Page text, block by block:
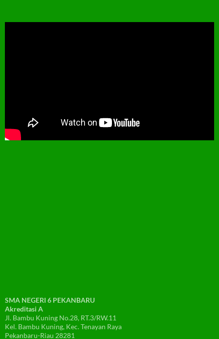
SMA NEGERI 6 PEKANBARU
Akreditasi A
Jl. Bambu Kuning No.28, RT.3/RW.11
Kel. Bambu Kuning, Kec. Tenayan Raya
Pekanbaru-Riau 28281